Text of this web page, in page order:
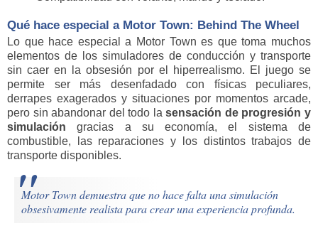
Qué hace especial a Motor Town: Behind The Wheel
Lo que hace especial a Motor Town es que toma muchos
elementos de los simuladores de conducción y transporte
sin caer en la obsesión por el hiperrealismo. El juego se
permite ser más desenfadado con físicas peculiares,
derrapes exagerados y situaciones por momentos arcade,
pero sin abandonar del todo lasensación de progresión y
simulación gracias a su economía, el sistema de
combustible, las reparaciones y los distintos trabajos de
transporte disponibles.
Motor Town demuestra que no hace falta una simulación
obsesivamente realista para crear una experiencia profunda.